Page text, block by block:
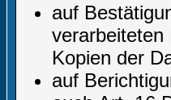
auf
verarbeiteten
Kopien der
auf